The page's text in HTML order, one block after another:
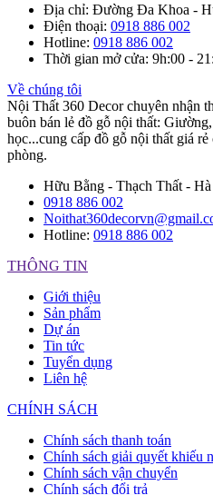
Địa chỉ: Đường Đa Khoa -
Điện thoại: 0918 886 002
Hotline: 0918 886 002
Thời gian mở cửa: 9h:00 -
Về chúng tôi
Nội Thất 360 Decor chuyên nhận
buôn bán lẻ đồ gỗ nội thất:
học...cung cấp đồ gỗ nội thất giá
phòng.
Hữu Bằng - Thạch Thất -
0918 886 002
Hotline: 0918 886 002
THÔNG TIN
Giới thiệu
Sản phẩm
Dự án
Tin tức
Tuyển dụng
Liên hệ
CHÍNH SÁCH
Chính sách thanh toán
Chính sách giải quyết khiếu
Chính sách vận chuyển
Chính sách đổi trả